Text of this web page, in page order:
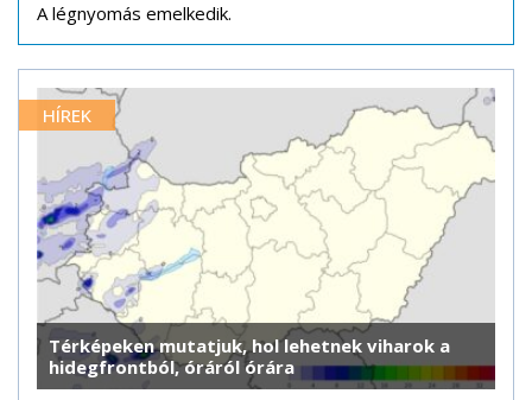
A légnyomás emelkedik.
HÍREK
Térképeken mutatjuk, hol lehetnek viharok a
hidegfrontból, óráról órára